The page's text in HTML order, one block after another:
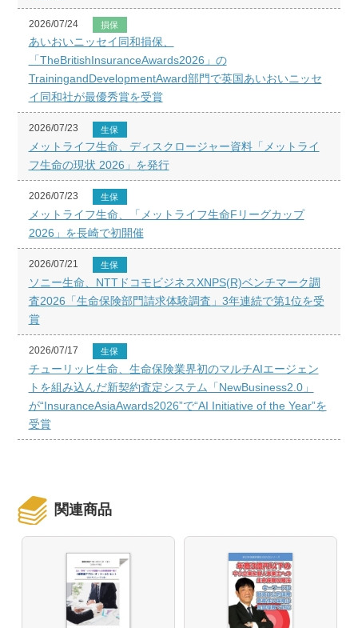
2026/07/24 損保
あいおいニッセイ同和損保、
「TheBritishInsuranceAwards2026」の
TrainingandDevelopmentAward部門で英国あいおいニッセ
イ同和社が最優秀賞を受賞
2026/07/23 生保
メットライフ生命、ディスクロージャー資料「メットライ
フ生命の現状 2026」を発行
2026/07/23 生保
メットライフ生命、「メットライフ生命Fリーグカップ
2026」を長崎で初開催
2026/07/21 生保
ソニー生命、NTTドコモビジネスXNPS(R)ベンチマーク調
査2026「生命保険部門請求体験調査」3年連続で第1位を受
賞
2026/07/17 生保
チューリッヒ生命、生命保険業界初のマルチAIエージェン
トを組み込んだ新契約査定システム「NewBusiness2.0」
が“InsuranceAsiaAwards2026”で“AI Initiative of the Year”を
受賞
関連商品